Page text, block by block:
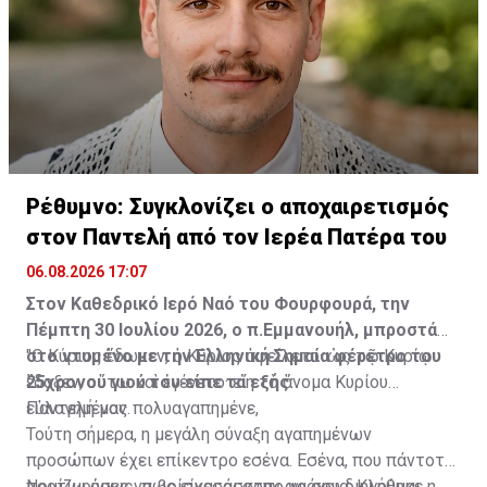
επίθεσης με μολότοφ στη Marfin
ΦΩΤΟ: Τα ντοκουμέντα που ταυτοποίησαν τους τρεις
για τις δολοφονίες στη Marfin
Πηγή: ΑΠΕ-ΜΠΕ
Ρέθυμνο: Συγκλονίζει ο αποχαιρετισμός
στον Παντελή από τον Ιερέα Πατέρα του
06.08.2026 17:07
Στον Καθεδρικό Ιερό Ναό του Φουρφουρά, την
Πέμπτη 30 Ιουλίου 2026, ο π.Εμμανουήλ, μπροστά
στο ντυμένο με την Ελληνική Σημαία φέρετρο του
25χρονου γιού του είπε τα εξής:
"Ο Κύριος ἔδωκεν, ὁ Κύριος ἀφείλετο· ὡς τῷ Κυρίῳ
ἔδοξεν, οὕτω καὶ ἐγένετο· εἴη τὸ ὄνομα Κυρίου
εὐλογημένον.
Παντελή μας πολυαγαπημένε,
Τούτη σήμερα, η μεγάλη σύναξη αγαπημένων
προσώπων έχει επίκεντρο εσένα. Εσένα, που πάντοτε